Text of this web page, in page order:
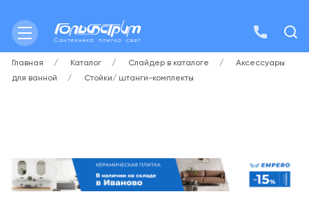
Главная Каталог Слайдер в каталоге
Аксессуары
для ванной
Стойки/ штанги-комплекты